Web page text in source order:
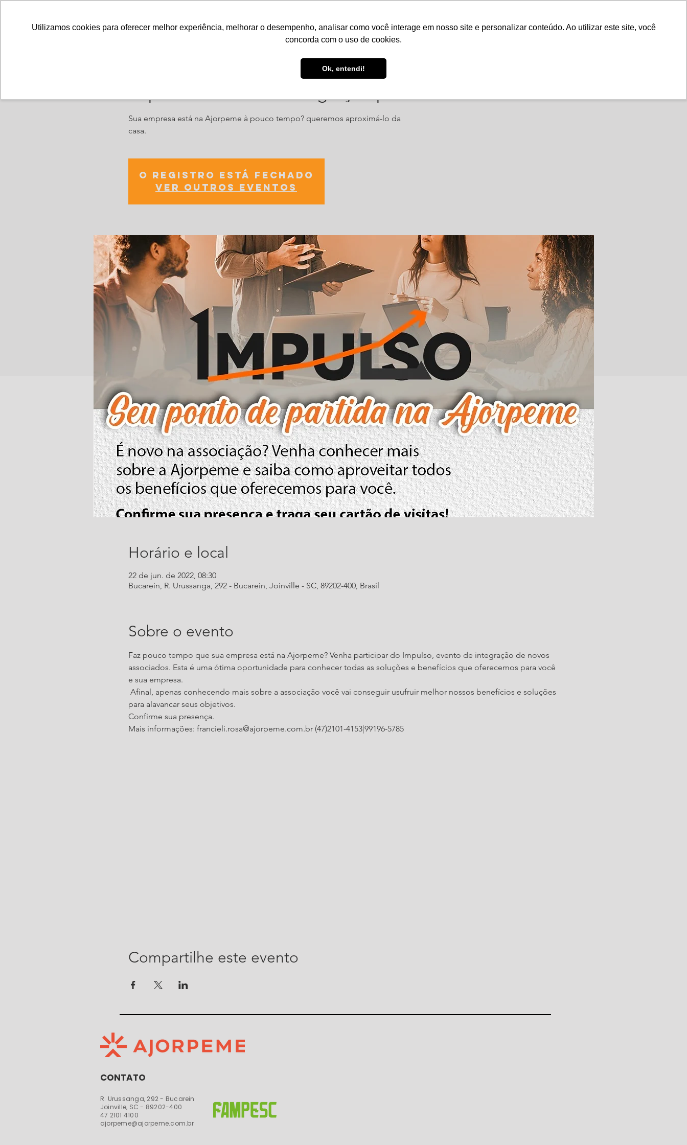
Utilizamos cookies para oferecer melhor experiência, melhorar o desempenho, analisar como você interage em nosso site e personalizar conteúdo. Ao utilizar este site, você
concorda com o uso de cookies.
Ok, entendi!
Serviços Notícias Agenda
Sua empresa está na Ajorpeme à pouco tempo? queremos aproximá-lo da
casa.
O registro está fechado
Ver outros eventos
Horário e local
22 de jun. de 2022, 08:30
Bucarein, R. Urussanga, 292 - Bucarein, Joinville - SC, 89202-400, Brasil
Sobre o evento
Faz pouco tempo que sua empresa está na Ajorpeme? Venha participar do Impulso, evento de integração de novos
associados. Esta é uma ótima oportunidade para conhecer todas as soluções e benefícios que oferecemos para você
e sua empresa.
Afinal, apenas conhecendo mais sobre a associação você vai conseguir usufruir melhor nossos benefícios e soluções
para alavancar seus objetivos.
Confirme sua presença.
Mais informações: francieli.rosa@ajorpeme.com.br (47)2101-4153|99196-5785
Compartilhe este evento
CONTATO
R. Urussanga, 292 - Bucarein
Joinville, SC - 89202-400​​
47 2101 4100
ajorpeme@ajorpeme.com.br